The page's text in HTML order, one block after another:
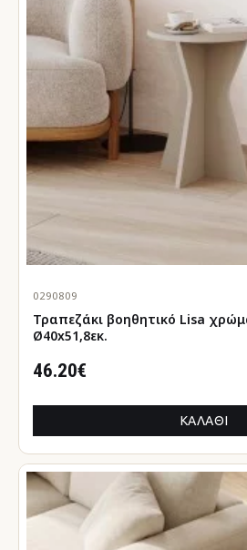
0290809
Τραπεζάκι βοηθητικό Lisa χρώμα sandstone
Ø40x51,8εκ.
46.20€
ΚΑΛΆΘΙ